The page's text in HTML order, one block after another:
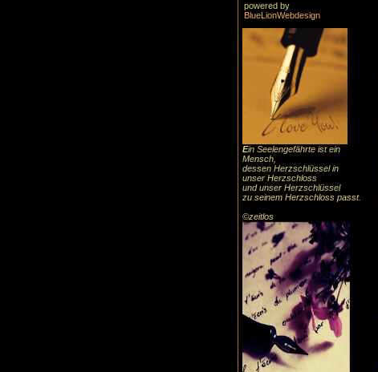
powered by
BlueLionWebdesign
Ein Seelengefährte ist ein
Mensch,
dessen Herzschlüssel in
unser Herzschloss
und unser Herzschlüssel
zu seinem Herzschloss passt.
©zeitlos